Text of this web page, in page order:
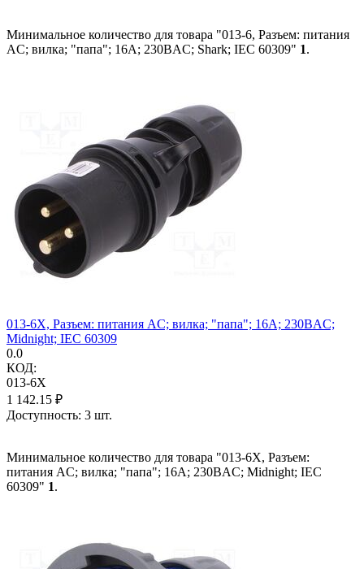
Минимальное количество для товара "013-6, Разъем: питания
AC; вилка; "папа"; 16А; 230ВAC; Shark; IEC 60309" 1.
013-6X, Разъем: питания AC; вилка; "папа"; 16А; 230ВAC;
Midnight; IEC 60309
0.0
КОД:
013-6X
1 142.15 ₽
Доступность: 3 шт.
Минимальное количество для товара "013-6X, Разъем:
питания AC; вилка; "папа"; 16А; 230ВAC; Midnight; IEC
60309" 1.